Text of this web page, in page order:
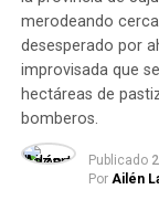
raciones
garantizando el
niños, niñas,
vulnerables.
Dinámica
merodeando
desesperado por
improvisada que
hectáreas de
bomberos.
Publicado
Por Ailén